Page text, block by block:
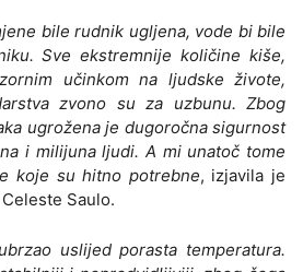
bile rudnik ugljena, vode bi bile
Sve ekstremnije količine kiše,
učinkom na ljudske živote,
zvono su za uzbunu. Zbog
ugrožena je dugoročna sigurnost
i milijuna ljudi. A mi unatoč tome
koje su hitno potrebne, izjavila je
Saulo.
uslijed porasta temperatura.